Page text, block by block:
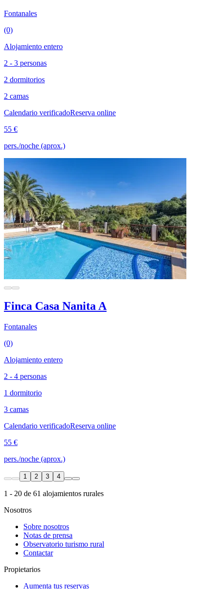
Fontanales
(0)
Alojamiento entero
2 - 3 personas
2 dormitorios
2 camas
Calendario verificadoReserva online
55 €
pers./noche (aprox.)
Finca Casa Nanita A
Fontanales
(0)
Alojamiento entero
2 - 4 personas
1 dormitorio
3 camas
Calendario verificadoReserva online
55 €
pers./noche (aprox.)
1 2 3 4
1 - 20 de 61 alojamientos rurales
Nosotros
Sobre nosotros
Notas de prensa
Observatorio turismo rural
Contactar
Propietarios
Aumenta tus reservas